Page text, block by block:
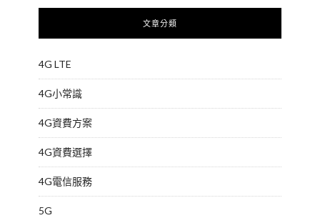
文章分類
4G LTE
4G小常識
4G資費方案
4G資費選擇
4G電信服務
5G